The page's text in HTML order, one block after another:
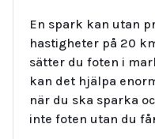
En spark kan utan
hastigheter på 20
sätter du foten i
kan det hjälpa
när du ska sparka
inte foten utan du